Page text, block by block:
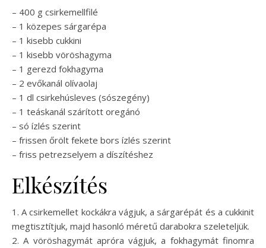
– 400 g csirkemellfilé
– 1 közepes sárgarépa
– 1 kisebb cukkini
– 1 kisebb vöröshagyma
– 1 gerezd fokhagyma
– 2 evőkanál olívaolaj
– 1 dl csirkehúsleves (sószegény)
– 1 teáskanál szárított oregánó
– só ízlés szerint
– frissen őrölt fekete bors ízlés szerint
– friss petrezselyem a díszítéshez
Elkészítés
1. A csirkemellet kockákra vágjuk, a sárgarépát és a cukkinit
megtisztítjuk, majd hasonló méretű darabokra szeleteljük.
2. A vöröshagymát apróra vágjuk, a fokhagymát finomra